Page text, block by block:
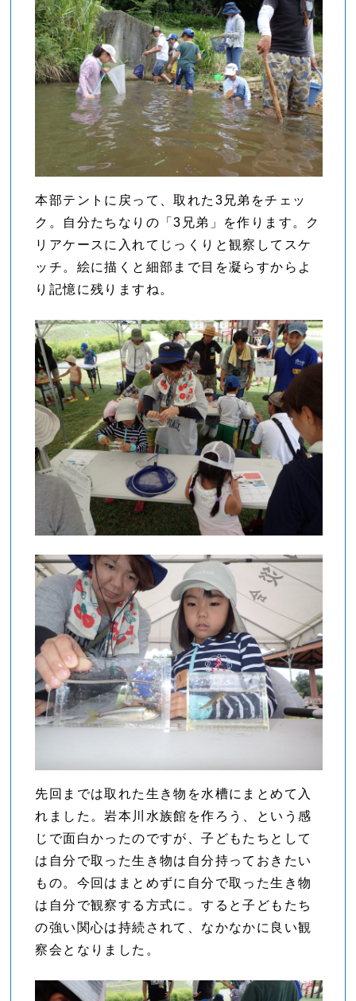
本部テントに戻って、取れた3兄弟をチェッ
ク。自分たちなりの「3兄弟」を作ります。ク
リアケースに入れてじっくりと観察してスケ
ッチ。絵に描くと細部まで目を凝らすからよ
り記憶に残りますね。
先回までは取れた生き物を水槽にまとめて入
れました。岩本川水族館を作ろう、という感
じで面白かったのですが、子どもたちとして
は自分で取った生き物は自分持っておきたい
もの。今回はまとめずに自分で取った生き物
は自分で観察する方式に。すると子どもたち
の強い関心は持続されて、なかなかに良い観
察会となりました。